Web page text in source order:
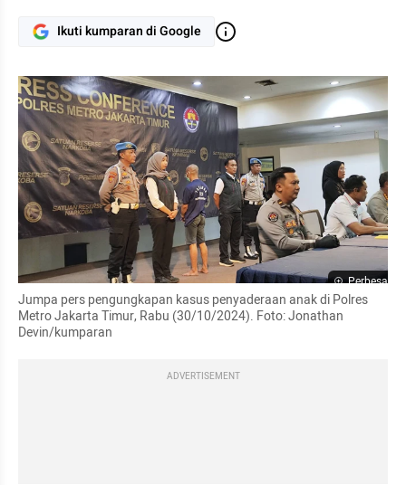
Ikuti kumparan di Google
Perbesar
Jumpa pers pengungkapan kasus penyaderaan anak di Polres
Metro Jakarta Timur, Rabu (30/10/2024). Foto: Jonathan
Devin/kumparan
ADVERTISEMENT